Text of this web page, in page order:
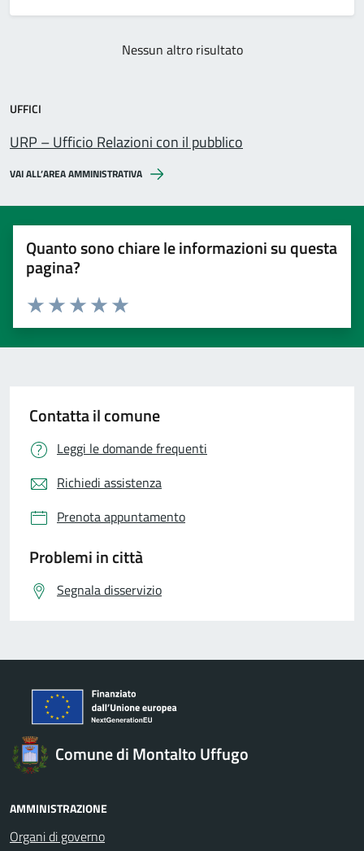
Nessun altro risultato
UFFICI
URP – Ufficio Relazioni con il pubblico
VAI ALL’AREA AMMINISTRATIVA
Quanto sono chiare le informazioni su questa
pagina?
Valuta 5 stelle su 5
Valuta 4 stelle su 5
Valuta 3 stelle su 5
Valuta 2 stelle su 5
Valuta 1 stelle su 5
Contatta il comune
Leggi le domande frequenti
Richiedi assistenza
Prenota appuntamento
Problemi in città
Segnala disservizio
Comune di Montalto Uffugo
AMMINISTRAZIONE
Organi di governo